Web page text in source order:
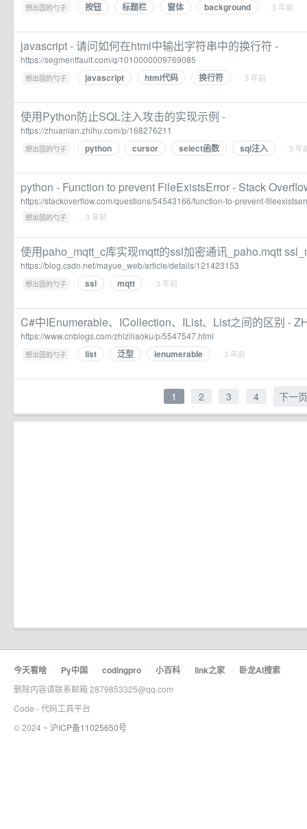
想出国的勺子 · 按钮 标题栏 窗体 background · 3 年前
javascript - 请问如何在html中输出字符串中的换行符 -
https://segmentfault.com/q/1010000009769085
想出国的勺子 · javascript html代码 换行符 · 3 年前
使用Python防止SQL注入攻击的实现示例 -
https://zhuanlan.zhihu.com/p/168276211
想出国的勺子 · python cursor select函数 sql注入 · 3 年
python - Function to prevent FileExistsError - Stack
https://stackoverflow.com/questions/54543166/function-to-prevent-
想出国的勺子 · · 3 年前
使用paho_mqtt_c库实现mqtt的ssl加密通讯_paho.mqtt
https://blog.csdn.net/mayue_web/article/details/121423153
想出国的勺子 · ssl mqtt · 3 年前
C#中IEnumerable、ICollection、IList、List之间的区别 -
https://www.cnblogs.com/zhlziliaoku/p/5547547.html
想出国的勺子 · list 泛型 ienumerable · 3 年前
1 2 3 4 下一页
今天看啥 · Py中国 · codingpro · 小百科 · link之家 · 卧龙AI搜索
删除内容请联系邮箱 2879853325@qq.com
Code - 代码工具平台
© 2024 ~ 沪ICP备11025650号